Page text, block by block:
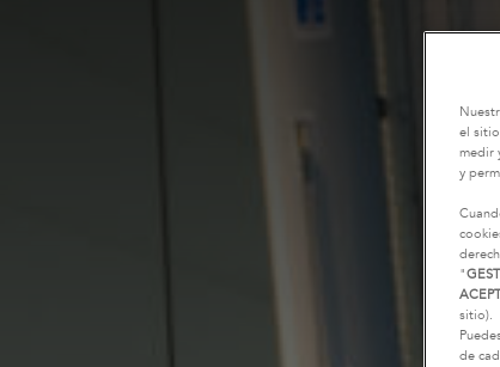
el
medir
y
"
sitio).
de